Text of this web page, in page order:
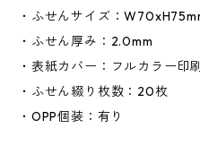
・ふせんサイズ：
・ふせん厚み：2.0mm
・表紙カバー：フルカラー印刷
・ふせん綴り枚数：20枚
・OPP個装：有り